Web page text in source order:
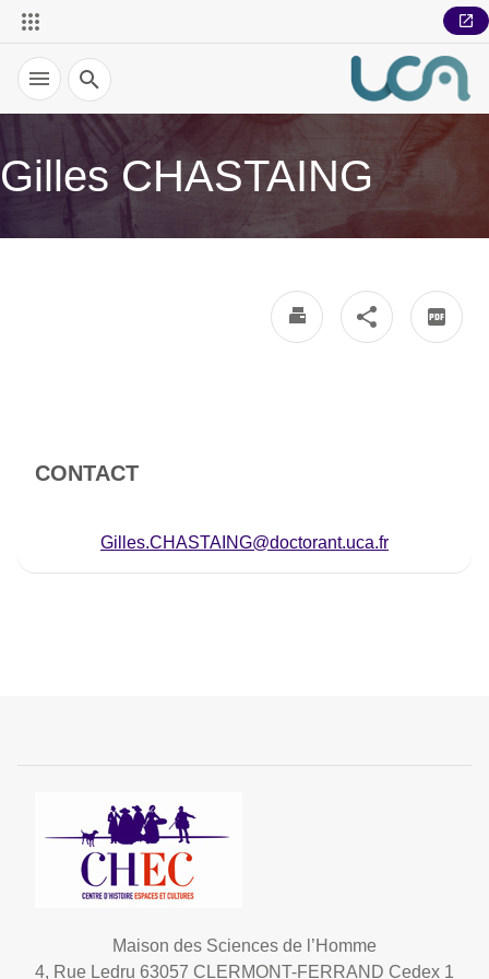
Recherche
Gilles CHASTAING
CONTACT
Gilles.CHASTAING@doctorant.uca.fr
Maison des Sciences de l’Homme
4, Rue Ledru 63057 CLERMONT-FERRAND Cedex 1